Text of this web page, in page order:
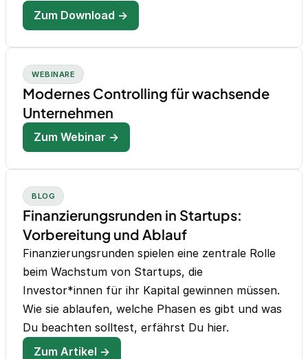
Zum Download →
WEBINARE
Modernes Controlling für wachsende
Unternehmen
Zum Webinar →
BLOG
Finanzierungsrunden in Startups:
Vorbereitung und Ablauf
Finanzierungsrunden spielen eine zentrale Rolle
beim Wachstum von Startups, die
Investor*innen für ihr Kapital gewinnen müssen.
Wie sie ablaufen, welche Phasen es gibt und was
Du beachten solltest, erfährst Du hier.
Zum Artikel →